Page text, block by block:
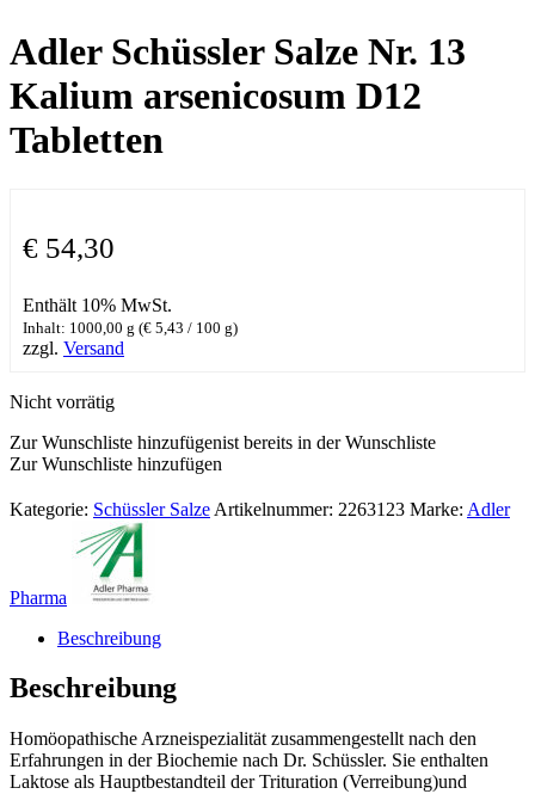
Adler Schüssler Salze Nr. 13
Kalium arsenicosum D12
Tabletten
€ 54,30
Enthält 10% MwSt.
Inhalt: 1000,00 g (€ 5,43 / 100 g)
zzgl. Versand
Nicht vorrätig
Zur Wunschliste hinzufügenist bereits in der Wunschliste
Zur Wunschliste hinzufügen
Kategorie: Schüssler Salze Artikelnummer: 2263123 Marke: Adler
Pharma
Beschreibung
Beschreibung
Homöopathische Arzneispezialität zusammengestellt nach den
Erfahrungen in der Biochemie nach Dr. Schüssler. Sie enthalten
Laktose als Hauptbestandteil der Trituration (Verreibung)und